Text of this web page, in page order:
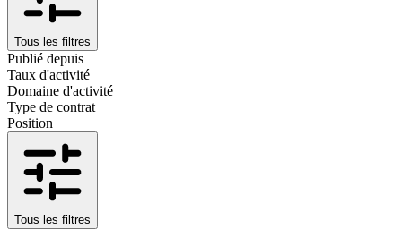
Tous les filtres
Publié depuis
Taux d'activité
Domaine d'activité
Type de contrat
Position
Tous les filtres